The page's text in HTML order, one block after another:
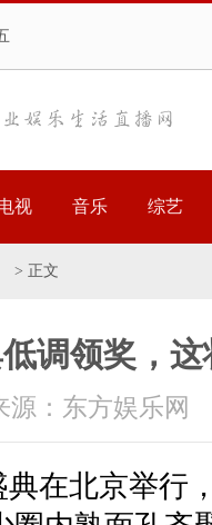
视 音乐 综艺
> 正文
调领奖，
：东方娱乐网
典在北京举行